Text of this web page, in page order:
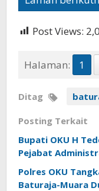
Post Views:
Halaman: 1
Ditag
Posting Terkait
Bupati OKU H
Pejabat
Polres OKU
Baturaja-Muara